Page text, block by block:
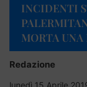
INCIDENTI
MORTA
Redazione
lunedì 15 Aprile